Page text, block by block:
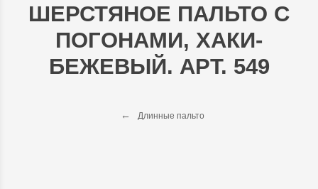
ШЕРСТЯНОЕ ПАЛЬТО С
ПОГОНАМИ, ХАКИ-
БЕЖЕВЫЙ. АРТ. 549
Длинные пальто